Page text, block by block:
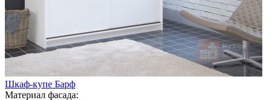
Шкаф-купе Барф
Материал фасада: